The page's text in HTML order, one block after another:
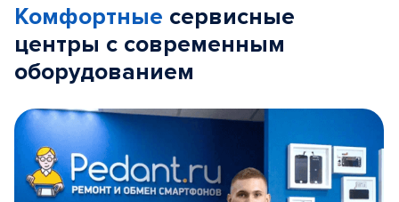
Комфортные сервисные
центры с современным
оборудованием